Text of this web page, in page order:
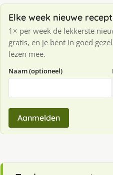
Elke week nieuwe
1× per week de lekkerste
gratis, en je bent in goed
lezen mee.
Naam (optioneel)
Aanmelden